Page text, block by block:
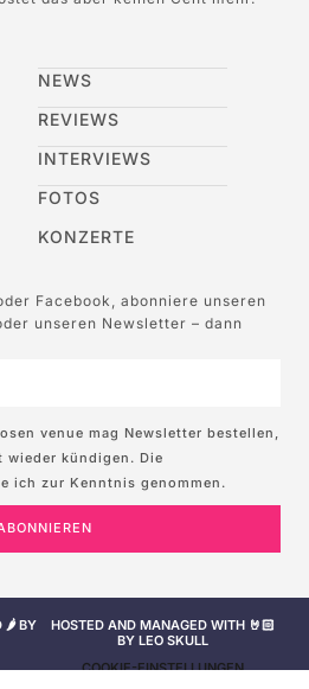
NEWS
REVIEWS
INTERVIEWS
FOTOS
KONZERTE
Facebook, abonniere unseren
unseren Newsletter – dann
venue mag Newsletter bestellen,
wieder kündigen. Die
ich zur Kenntnis genommen.
🌶️ BY
HOSTED AND MANAGED WITH 🤘🏻
BY LEO SKULL
COOKIE-EINSTELLUNGEN